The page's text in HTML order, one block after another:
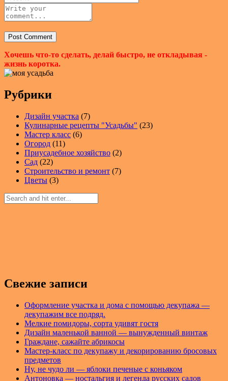
Хочешь что-то сделать, делай быстро, не откладывая -
жизнь коротка.
Рубрики
Дизайн участка (7)
Кулинарные рецепты "Усадьбы" (23)
Мастер класс (6)
Огород (11)
Приусадебное хозяйство (2)
Сад (22)
Строительство и ремонт (7)
Цветы (3)
Свежие записи
Оформление участка и дома с помощью декупажа —
декупажим все подряд.
Мелкие помидоры, сорта удивят гостя
Дизайн маленькой ванной — вынужденный винтаж
Граждане, сажайте абрикосы
Мастер-класс по декупажу и декорированию бросовых
предметов
Ну, не чудо ли — яблоки печеные с коньяком
Антоновка — ностальгия и легенда русских садов